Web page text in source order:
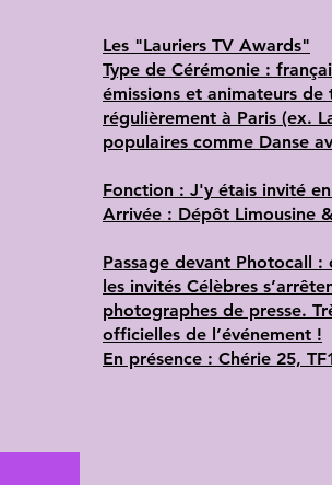
Les "Lauriers TV Awards"
Type de Cérémonie :
émissions et animateurs
régulièrement à Paris (ex.
populaires comme Danse
Fonction : J'y étais invité
Arrivée : Dépôt Limousine
Passage devant Photocall :
les invités Célèbres
photographes de presse.
officielles de l’événement !
En présence : Chérie 25,